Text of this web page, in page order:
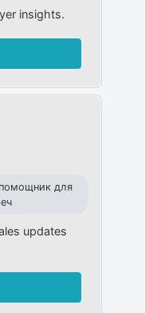
insights.
для
updates